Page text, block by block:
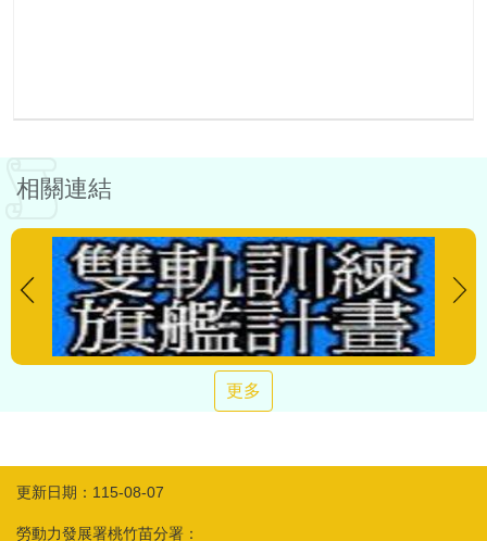
相關連結
更多
更新日期：115-08-07
勞動力發展署桃竹苗分署：